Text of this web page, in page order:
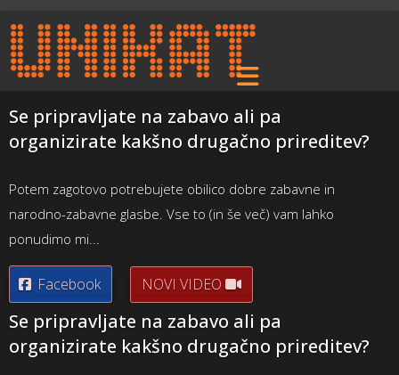
Se pripravljate na zabavo ali pa
organizirate kakšno drugačno prireditev?
Potem zagotovo potrebujete obilico dobre zabavne in
narodno-zabavne glasbe. Vse to (in še več) vam lahko
ponudimo mi...
Facebook NOVI VIDEO
Se pripravljate na zabavo ali pa
organizirate kakšno drugačno prireditev?